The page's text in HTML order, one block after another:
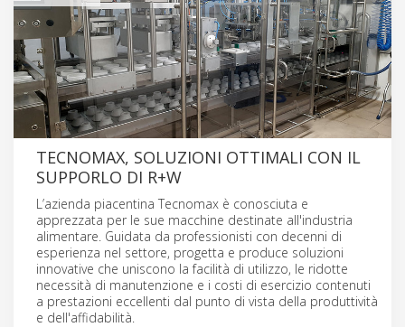
TECNOMAX, SOLUZIONI OTTIMALI CON IL
SUPPORLO DI R+W
L’azienda piacentina Tecnomax è conosciuta e
apprezzata per le sue macchine destinate all'industria
alimentare. Guidata da professionisti con decenni di
esperienza nel settore, progetta e produce soluzioni
innovative che uniscono la facilità di utilizzo, le ridotte
necessità di manutenzione e i costi di esercizio contenuti
a pre­stazioni eccellenti dal punto di vista della produttività
e dell'affidabilità.